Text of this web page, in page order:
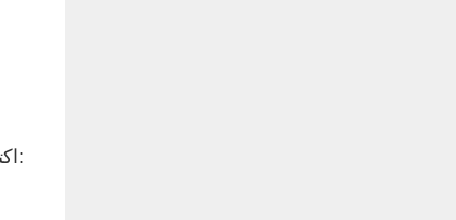
اكتسبت الكراسي المريحة ذات المقاعد الشبكية شعبية واسعة لأسباب وجيهة. إليك أهم مزايا اختيار كرسي مريح بمقعد شبكي: